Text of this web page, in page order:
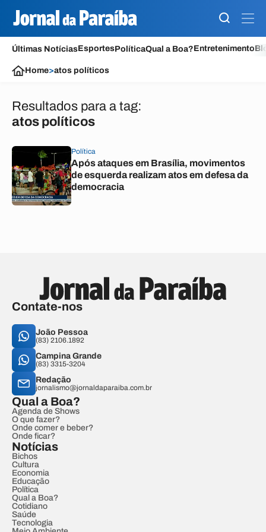
Últimas NotíciasEsportesPolíticaQual a Boa?Entretenimento
Home>atos políticos
Resultados para a tag:
atos políticos
Política
Após ataques em Brasília, movimentos
de esquerda realizam atos em defesa da
democracia
Contate-nos
João Pessoa
(83) 2106.1892
Campina Grande
(83) 3315-3204
Redação
jornalismo@jornaldaparaiba.com.br
Qual a Boa?
Agenda de Shows
O que fazer?
Onde comer e beber?
Onde ficar?
Notícias
Bichos
Cultura
Economia
Educação
Política
Qual a Boa?
Cotidiano
Saúde
Tecnologia